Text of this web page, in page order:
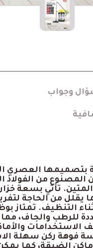
وجواب
بتصميمها العصري
المصنوع من الفولاذ
تأتي بسعة
مما يقلل من الحاجة
التنظيف. تمتاز
للرطب والجاف،
الاستخدامات
فوهة ركن سهلة